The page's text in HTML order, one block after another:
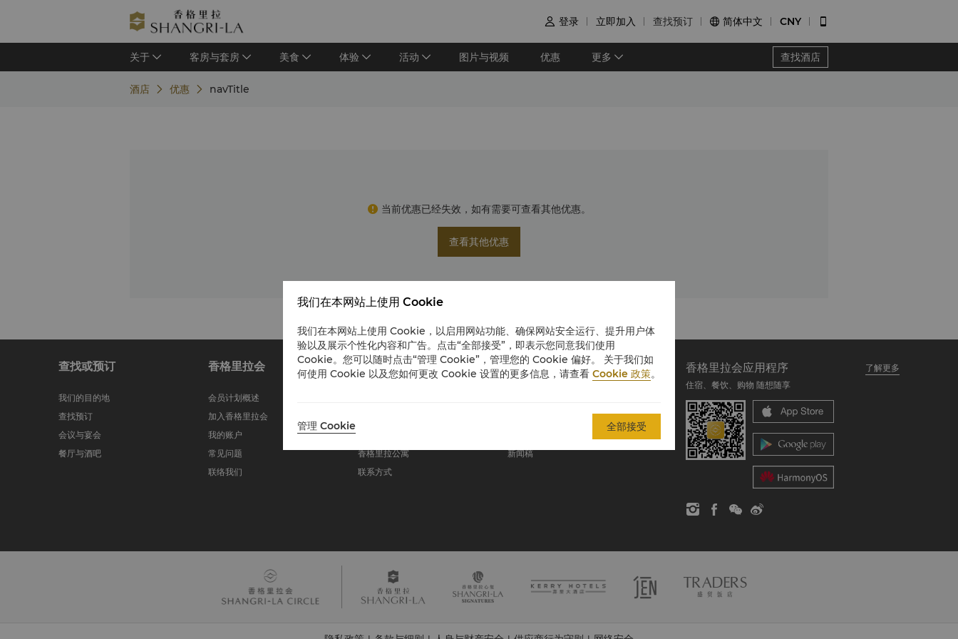
 登录 立即加入 查找预订  简体中文 CNY 
关于 客房与套房 美食 体验 活动 图片与视频 优惠 更多 查找酒店
酒店 优惠 navTitle
当前优惠已经失效，如有需要可查看其他优惠。
查看其他优惠
查找或预订
我们的目的地
查找预订
会议与宴会
餐厅与酒吧
香格里拉会
会员计划概述
加入香格里拉会
我的账户
常见问题
联络我们
关于香格里拉集团
香格里拉公寓
联系方式
新闻稿
香格里拉会应用程序
了解更多
住宿、餐饮、购物 随想随享
我们在本网站上使用 Cookie
我们在本网站上使用 Cookie，以启用网站功能、确保网站安全运行、提升用户体
验以及展示个性化内容和广告。点击“全部接受”，即表示您同意我们使用
Cookie。您可以随时点击“管理 Cookie”，管理您的 Cookie 偏好。 关于我们如
何使用 Cookie 以及您如何更改 Cookie 设置的更多信息，请查看 Cookie 政策。
管理 Cookie 全部接受